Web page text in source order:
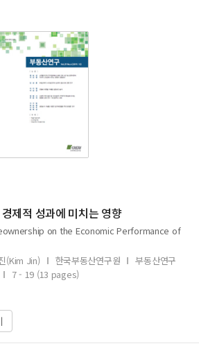
제적 성과에 미치는 영향
on the Economic Performance of
(Kim Jin)
한국부동산연구원
부동산연구
7 - 19 (13 pages)